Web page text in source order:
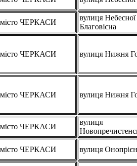
місто ЧЕРКАСИ
вулиця
Благовісна
місто ЧЕРКАСИ вулиця Нижня
місто ЧЕРКАСИ вулиця Нижня
місто ЧЕРКАСИ
вулиця
місто ЧЕРКАСИ вулиця